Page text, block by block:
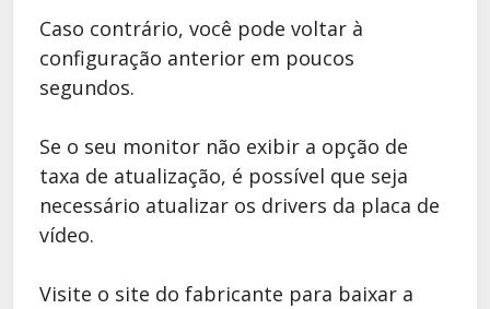
Caso contrário, você pode voltar à
configuração anterior em poucos
segundos.
Se o seu monitor não exibir a opção de
taxa de atualização, é possível que seja
necessário atualizar os drivers da placa de
vídeo.
Visite o site do fabricante para baixar a